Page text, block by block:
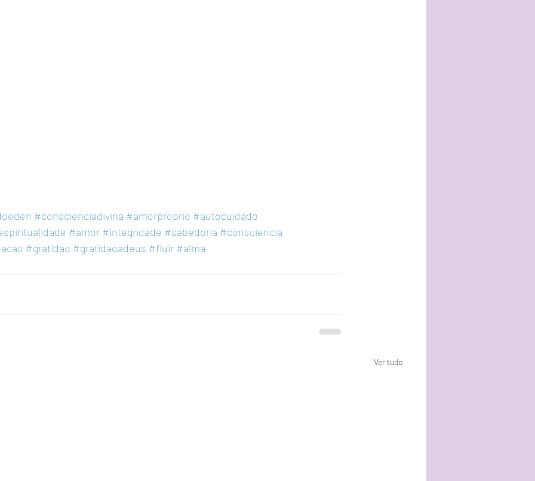
#conscienciadivina #amorproprio #autocuidado
#amor #integridade #sabedoria #consciencia
#gratidao #gratidaoadeus #fluir #alma
Ver tudo